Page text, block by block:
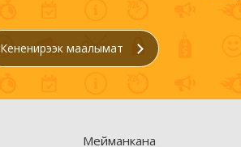
Кененирээк маалымат
Мейманкана